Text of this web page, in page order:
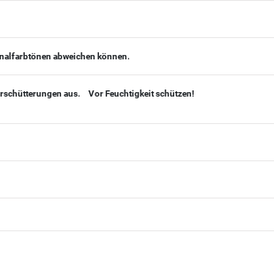
abweichen können.
aus. Vor Feuchtigkeit schützen!